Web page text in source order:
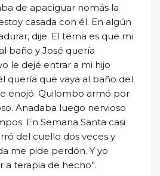
de apaciguar nomás la
casada con él. En algún
dije. El tema es que mi
baño y José quería
le dejé entrar a mi hijo
quería que vaya al baño del
enojó. Quilombo armó por
Anadaba luego nervioso
En Semana Santa casi
del cuello dos veces y
me pide perdón. Y yo
a terapia de hecho”.